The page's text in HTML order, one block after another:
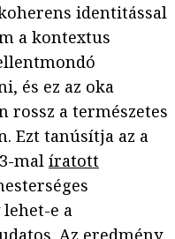
identitással
a kontextus
és ez az oka
rossz a természetes
Ezt tanúsítja az a
mal íratott
e a
Az eredmény